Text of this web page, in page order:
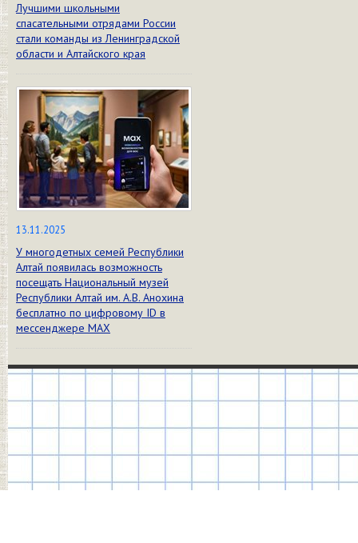
Лучшими школьными
спасательными отрядами России
стали команды из Ленинградской
области и Алтайского края
13.11.2025
У многодетных семей Республики
Алтай появилась возможность
посещать Национальный музей
Республики Алтай им. А.В. Анохина
бесплатно по цифровому ID в
мессенджере МАХ